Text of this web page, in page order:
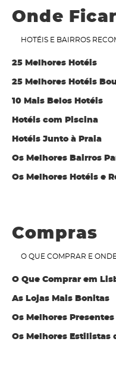
Onde Ficar
HOTÉIS E BAIRROS
25 Melhores Hotéis
25 Melhores Hotéis
10 Mais Belos Hotéis
Hotéis com Piscina
Hotéis Junto à Praia
Os Melhores Bairros
Os Melhores Hotéis e
Compras
O QUE COMPRAR E
O Que Comprar em
As Lojas Mais Bonitas
Os Melhores
Os Melhores Estilistas